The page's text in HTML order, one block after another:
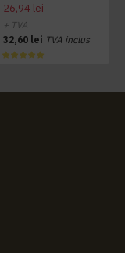
26,94 lei
+ TVA
32,60 lei TVA inclus